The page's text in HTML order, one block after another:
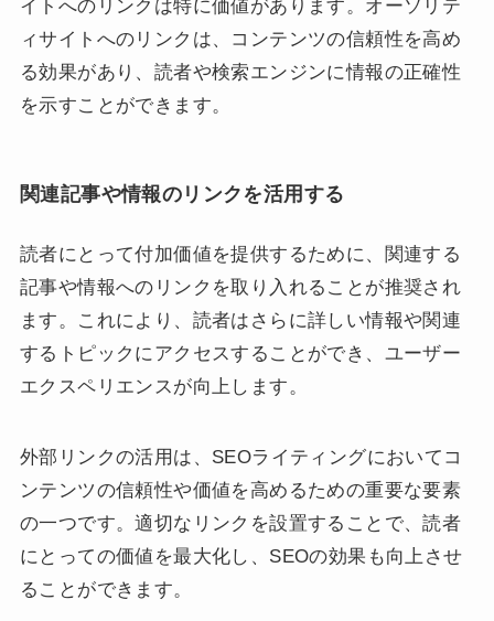
イトへのリンクは特に価値があります。オーソリテ
ィサイトへのリンクは、コンテンツの信頼性を高め
る効果があり、読者や検索エンジンに情報の正確性
を示すことができます。
関連記事や情報のリンクを活用する
読者にとって付加価値を提供するために、関連する
記事や情報へのリンクを取り入れることが推奨され
ます。これにより、読者はさらに詳しい情報や関連
するトピックにアクセスすることができ、ユーザー
エクスペリエンスが向上します。
外部リンクの活用は、SEOライティングにおいてコ
ンテンツの信頼性や価値を高めるための重要な要素
の一つです。適切なリンクを設置することで、読者
にとっての価値を最大化し、SEOの効果も向上させ
ることができます。